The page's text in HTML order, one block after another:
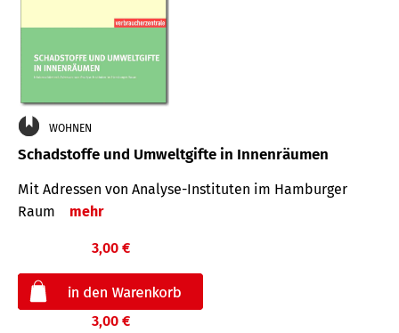
WOHNEN
Schadstoffe und Umweltgifte in Innenräumen
Mit Adressen von Analyse-Insti­tuten im Hamburger
Raum
mehr
3,00 €
3,00 €